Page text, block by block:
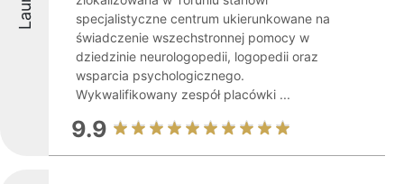
specjalistyczne centrum ukierunkowane na
świadczenie wszechstronnej pomocy w
dziedzinie neurologopedii, logopedii oraz
wsparcia psychologicznego.
Wykwalifikowany zespół placówki ...
9.9